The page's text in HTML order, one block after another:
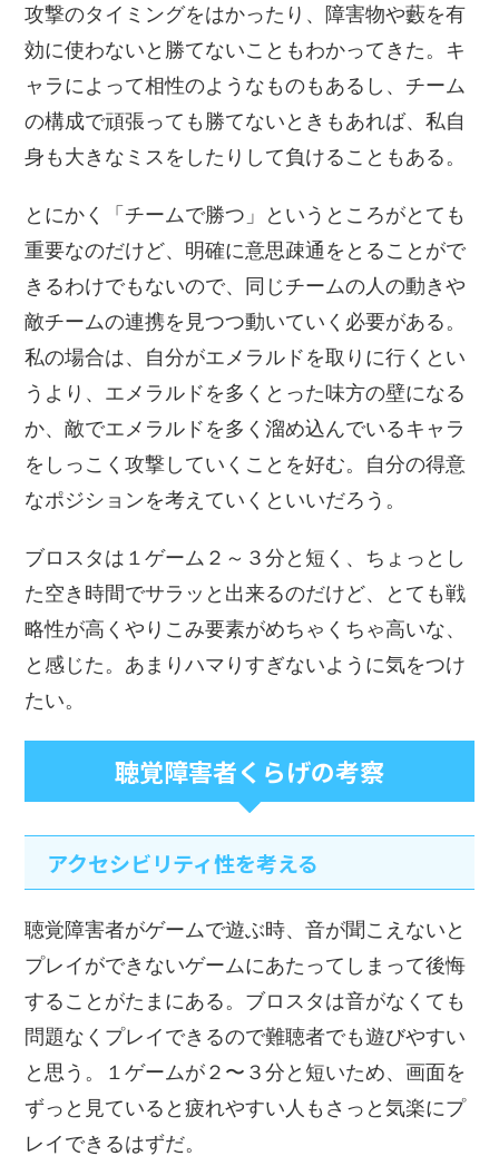
攻撃のタイミングをはかったり、障害物や藪を有
効に使わないと勝てないこともわかってきた。キ
ャラによって相性のようなものもあるし、チーム
の構成で頑張っても勝てないときもあれば、私自
身も大きなミスをしたりして負けることもある。
とにかく「チームで勝つ」というところがとても
重要なのだけど、明確に意思疎通をとることがで
きるわけでもないので、同じチームの人の動きや
敵チームの連携を見つつ動いていく必要がある。
私の場合は、自分がエメラルドを取りに行くとい
うより、エメラルドを多くとった味方の壁になる
か、敵でエメラルドを多く溜め込んでいるキャラ
をしっこく攻撃していくことを好む。自分の得意
なポジションを考えていくといいだろう。
ブロスタは１ゲーム２～３分と短く、ちょっとし
た空き時間でサラッと出来るのだけど、とても戦
略性が高くやりこみ要素がめちゃくちゃ高いな、
と感じた。あまりハマりすぎないように気をつけ
たい。
聴覚障害者くらげの考察
アクセシビリティ性を考える
聴覚障害者がゲームで遊ぶ時、音が聞こえないと
プレイができないゲームにあたってしまって後悔
することがたまにある。ブロスタは音がなくても
問題なくプレイできるので難聴者でも遊びやすい
と思う。１ゲームが２〜３分と短いため、画面を
ずっと見ていると疲れやすい人もさっと気楽にプ
レイできるはずだ。